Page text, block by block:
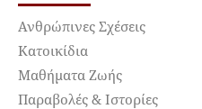
Ανθρώπινες Σχέσεις
Κατοικίδια
Μαθήματα Ζωής
Παραβολές & Ιστορίες